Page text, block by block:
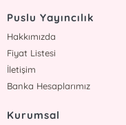
Puslu Yayıncılık
Hakkımızda
Fiyat Listesi
İletişim
Banka Hesaplarımız
Kurumsal